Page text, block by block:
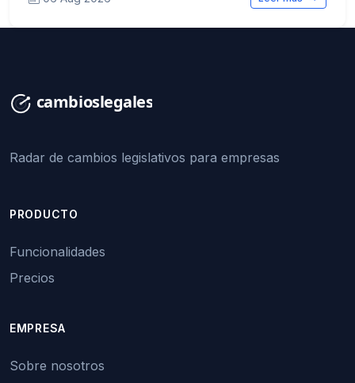
Radar de cambios legislativos para empresas
PRODUCTO
Funcionalidades
Precios
EMPRESA
Sobre nosotros